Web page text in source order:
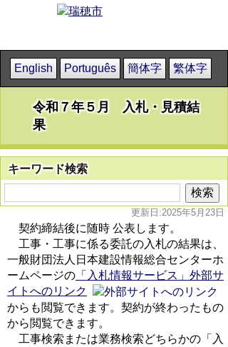
English Português 簡体字 繁体字
令和７年５月 入札・見積結
果
キーワード検索
更新日:2025年5月23日
契約締結後に随時 公表します。
工事・工事に係る委託の入札の結果は、
一般財団法人日本建設情報総合センターホ
ームページの 「入札情報サービス」外部サ
イトへのリンク
からも閲覧できます。契約が終わったもの
から閲覧できます。
工事検索または業務検索どちらかの「入